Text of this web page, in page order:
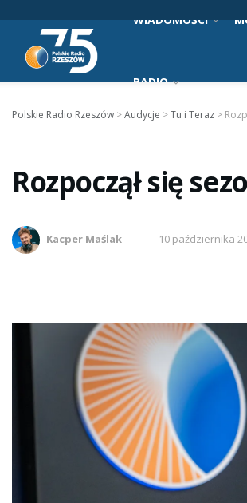
WIADOMOŚCI
RADIO
Polskie Radio Rzeszów >Audycje >Tu i Teraz >
Rozpoczął się
Kacper Maślak 10 października